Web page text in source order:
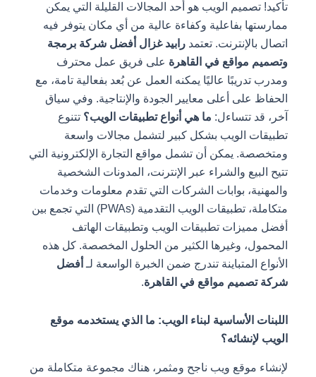
تأكيد! تصميم الويب هو أحد المجالات القليلة التي يمكن
ممارستها بفاعلية وكفاءة عالية من أي مكان يتوفر فيه
اتصال بالإنترنت. تعتمدرابيد غزال أفضل شركة برمجة
وتصميم مواقع في القاهرةعلى فريق عمل محترف
ومدرب تدريبًا عاليًا يمكنه العمل عن بُعد بفعالية تامة، مع
الحفاظ على أعلى معايير الجودة والإنتاجية. وفي سياق
آخر، قد تتساءل:ما هي أنواع تطبيقات الويب؟تتنوع
تطبيقات الويب بشكل كبير لتشمل مجالات واسعة
ومتخصصة. يمكن أن تشمل مواقع التجارة الإلكترونية التي
تتيح البيع والشراء عبر الإنترنت، المدونات الشخصية
والمهنية، بوابات الشركات التي تقدم معلومات وخدمات
متكاملة، تطبيقات الويب التقدمية (PWAs) التي تجمع بين
أفضل مميزات تطبيقات الويب وتطبيقات الهاتف
المحمول، وغيرها الكثير من الحلول المخصصة. كل هذه
الأنواع المتباينة تندرج ضمن الخبرة الواسعة لـ أفضل
شركة تصميم مواقع في القاهرة.
اللبنات الأساسية لبناء الويب: ما الذي يستخدمه موقع
الويب لإنشائه؟
لإنشاء موقع ويب ناجح ومثمر، هناك مجموعة متكاملة من